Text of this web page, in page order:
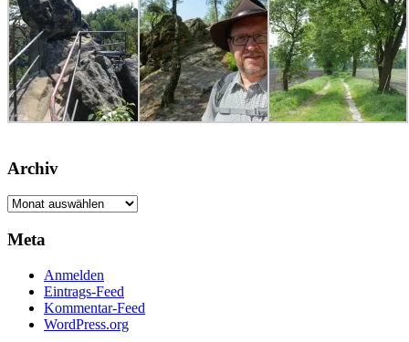
Archiv
Archiv
Meta
Anmelden
Eintrags-Feed
Kommentar-Feed
WordPress.org